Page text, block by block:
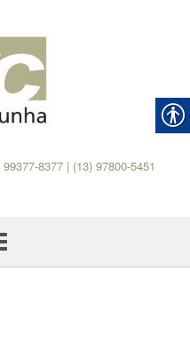
8377 | (13) 97800-5451